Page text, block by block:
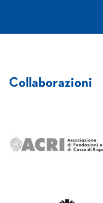
Collaborazioni